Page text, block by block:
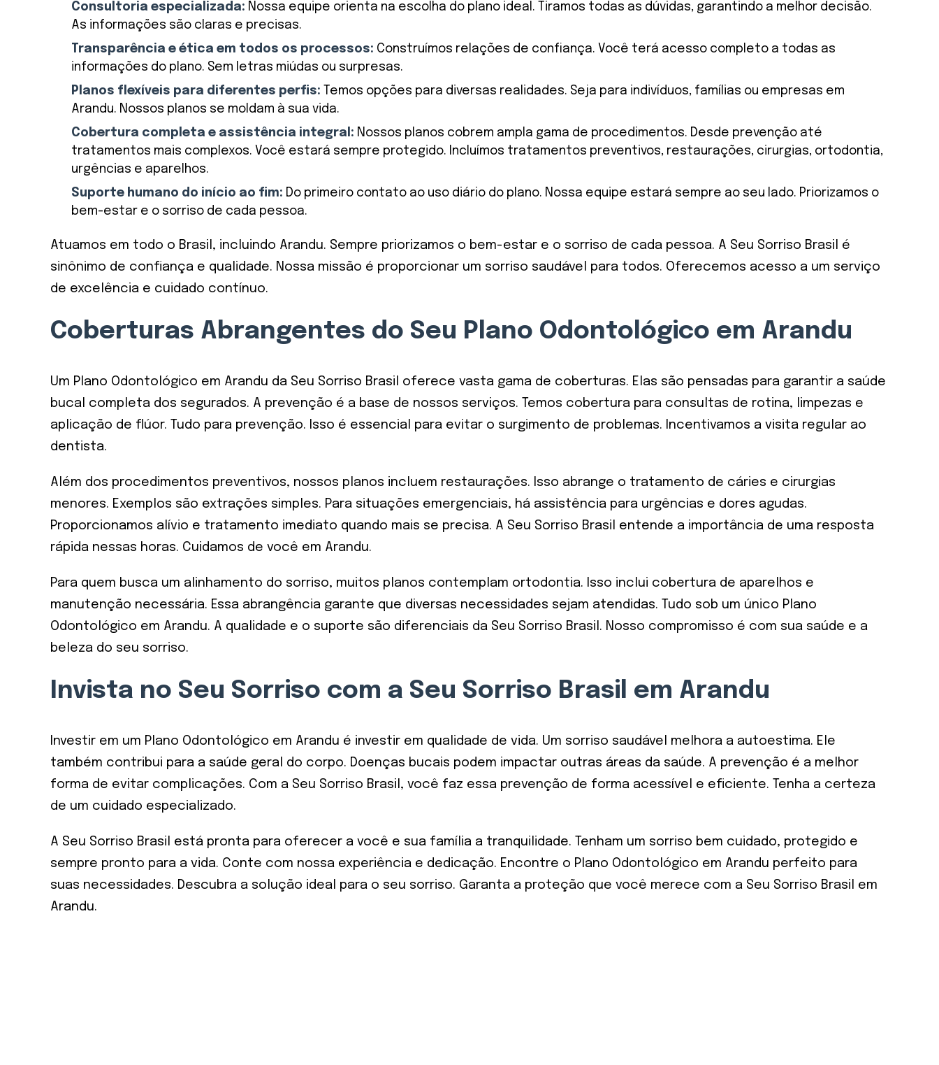
Consultoria especializada: Nossa equipe orienta na escolha do plano ideal. Tiramos todas as dúvidas, garantindo a melhor decisão.
As informações são claras e precisas.
Transparência e ética em todos os processos: Construímos relações de confiança. Você terá acesso completo a todas as
informações do plano. Sem letras miúdas ou surpresas.
Planos flexíveis para diferentes perfis: Temos opções para diversas realidades. Seja para indivíduos, famílias ou empresas em
Arandu. Nossos planos se moldam à sua vida.
Cobertura completa e assistência integral: Nossos planos cobrem ampla gama de procedimentos. Desde prevenção até
tratamentos mais complexos. Você estará sempre protegido. Incluímos tratamentos preventivos, restaurações, cirurgias, ortodontia,
urgências e aparelhos.
Suporte humano do início ao fim: Do primeiro contato ao uso diário do plano. Nossa equipe estará sempre ao seu lado. Priorizamos o
bem-estar e o sorriso de cada pessoa.
Atuamos em todo o Brasil, incluindo Arandu. Sempre priorizamos o bem-estar e o sorriso de cada pessoa. A Seu Sorriso Brasil é
sinônimo de confiança e qualidade. Nossa missão é proporcionar um sorriso saudável para todos. Oferecemos acesso a um serviço
de excelência e cuidado contínuo.
Coberturas Abrangentes do Seu Plano Odontológico em Arandu
Um Plano Odontológico em Arandu da Seu Sorriso Brasil oferece vasta gama de coberturas. Elas são pensadas para garantir a saúde
bucal completa dos segurados. A prevenção é a base de nossos serviços. Temos cobertura para consultas de rotina, limpezas e
aplicação de flúor. Tudo para prevenção. Isso é essencial para evitar o surgimento de problemas. Incentivamos a visita regular ao
dentista.
Além dos procedimentos preventivos, nossos planos incluem restaurações. Isso abrange o tratamento de cáries e cirurgias
menores. Exemplos são extrações simples. Para situações emergenciais, há assistência para urgências e dores agudas.
Proporcionamos alívio e tratamento imediato quando mais se precisa. A Seu Sorriso Brasil entende a importância de uma resposta
rápida nessas horas. Cuidamos de você em Arandu.
Para quem busca um alinhamento do sorriso, muitos planos contemplam ortodontia. Isso inclui cobertura de aparelhos e
manutenção necessária. Essa abrangência garante que diversas necessidades sejam atendidas. Tudo sob um único Plano
Odontológico em Arandu. A qualidade e o suporte são diferenciais da Seu Sorriso Brasil. Nosso compromisso é com sua saúde e a
beleza do seu sorriso.
Invista no Seu Sorriso com a Seu Sorriso Brasil em Arandu
Investir em um Plano Odontológico em Arandu é investir em qualidade de vida. Um sorriso saudável melhora a autoestima. Ele
também contribui para a saúde geral do corpo. Doenças bucais podem impactar outras áreas da saúde. A prevenção é a melhor
forma de evitar complicações. Com a Seu Sorriso Brasil, você faz essa prevenção de forma acessível e eficiente. Tenha a certeza
de um cuidado especializado.
A Seu Sorriso Brasil está pronta para oferecer a você e sua família a tranquilidade. Tenham um sorriso bem cuidado, protegido e
sempre pronto para a vida. Conte com nossa experiência e dedicação. Encontre o Plano Odontológico em Arandu perfeito para
suas necessidades. Descubra a solução ideal para o seu sorriso. Garanta a proteção que você merece com a Seu Sorriso Brasil em
Arandu.